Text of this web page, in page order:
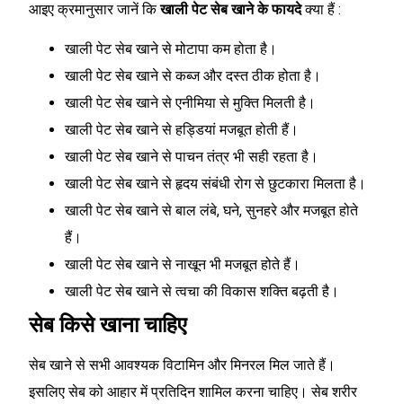
आइए क्रमानुसार जानें किखाली पेट सेब खाने के फायदेक्या हैं :
खाली पेट सेब खाने से मोटापा कम होता है।
खाली पेट सेब खाने से कब्ज और दस्त ठीक होता है।
खाली पेट सेब खाने से एनीमिया से मुक्ति मिलती है।
खाली पेट सेब खाने से हड्डियां मजबूत होती हैं।
खाली पेट सेब खाने से पाचन तंत्र भी सही रहता है।
खाली पेट सेब खाने से हृदय संबंधी रोग से छुटकारा मिलता है।
खाली पेट सेब खाने से बाल लंबे, घने, सुनहरे और मजबूत होते
हैं।
खाली पेट सेब खाने से नाखून भी मजबूत होते हैं।
खाली पेट सेब खाने से त्वचा की विकास शक्ति बढ़ती है।
सेब किसे खाना चाहिए
सेब खाने से सभी आवश्यक विटामिन और मिनरल मिल जाते हैं।
इसलिए सेब को आहार में प्रतिदिन शामिल करना चाहिए। सेब शरीर